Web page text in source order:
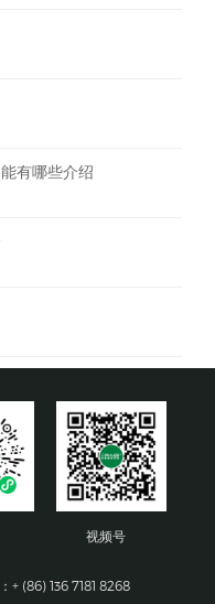
有哪些介绍
+ (86) 136 7181 8268
视频号